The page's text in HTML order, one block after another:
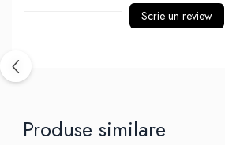
Step 1
Step 2
Step 4
Scrie un review
Produse similare